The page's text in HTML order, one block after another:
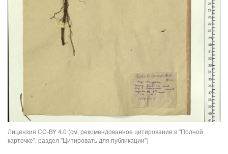
Лицензия CC-BY 4.0 (см. рекомендованное цитирование в "Полной
карточке", раздел "Цитировать для публикации")